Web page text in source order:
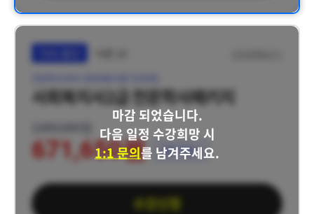
사회복지사2급 전문학사패키지
671,650원 쿠폰 적용가
수강신청
마감 되었습니다.
다음 일정 수강희망 시
1:1 문의를 남겨주세요.